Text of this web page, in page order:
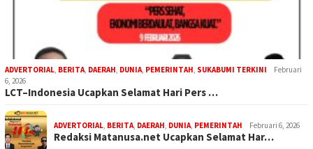
ADVERTORIAL, BERITA, DAERAH, DUNIA, PEMERINTAH, SUKABUMI TERKINI
Februari
6, 2026
LCT–Indonesia Ucapkan Selamat Hari Pers …
ADVERTORIAL, BERITA, DAERAH, DUNIA, PEMERINTAH Februari 6, 2026
Redaksi Matanusa.net Ucapkan Selamat Har…